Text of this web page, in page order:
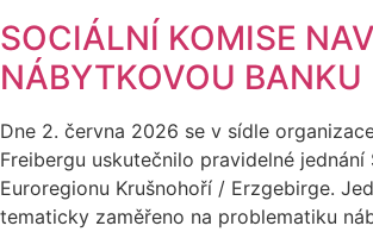
SOCIÁLNÍ KOMISE
NÁBYTKOVOU BANKU
Dne 2. června 2026 se v sídle
Freibergu uskutečnilo pravidelné jednání
Euroregionu Krušnohoří / Erzgebirge.
tematicky zaměřeno na problematiku